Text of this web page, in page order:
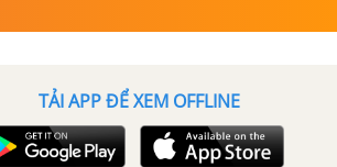
TẢI APP ĐỂ XEM OFFLINE